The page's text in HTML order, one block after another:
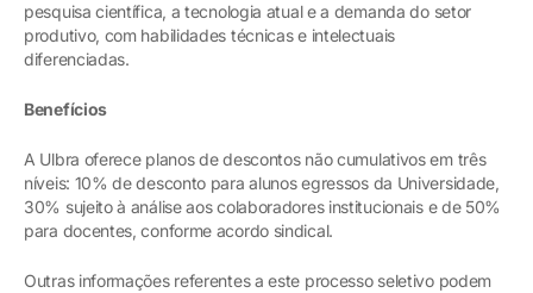
pesquisa científica, a tecnologia atual e a demanda do setor
produtivo, com habilidades técnicas e intelectuais
diferenciadas.
Benefícios
A Ulbra oferece planos de descontos não cumulativos em três
níveis: 10% de desconto para alunos egressos da Universidade,
30% sujeito à análise aos colaboradores institucionais e de 50%
para docentes, conforme acordo sindical.
Outras informações referentes a este processo seletivo podem